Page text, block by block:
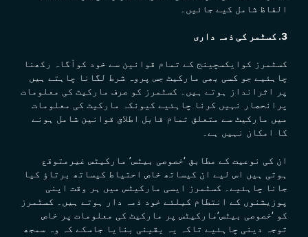
الفاظ شامل کیے جائیں۔
3. کسٹمر کی ذمہ داری
کسٹمرز کوایکسچینج کے تمام قوانین سے خود کوآگاہ رکھنا
چاہئیے جو کسی بھی مارکیٹ جس پروہ شرط لگانا چاہتے ہیں
پر اثرانداز ہوتے ہیں۔ کسٹمرز کو صرف مارکیٹ کی معلومات
پرانحصار نہیں کرنا چاہئیے کیونکہ مارکیٹ کی معلومات
میں مارکیٹ سے متعلق تمام قابل اطلاق قوانین شامل ہونے
کا امکان نہیں ہے۔
ان کی نوعیت کے مطابق ‘خصوصی بیٹس’ مارکیٹس غیرمتوقع
ہوتی ہیں اس لیے ان کیساتھ خاص احتیاط کیساتھ برتاؤ کیا
جانا چاہئیے۔ کسٹمرز ایسی مارکیٹس میں ہر وقت اپنی
پوزیشنوں کے انتطام کیلئے خود ذمہ دار ہوتے ہیں۔ کسٹمرز
کو ‘خصوصی بیٹس’مارکیٹس پر مارکیٹ کی معلومات پر خاص
توجہ دینی چاہئیے تاکہ یہ یقینی بنایا جاسکے کہ وہ سمجھ